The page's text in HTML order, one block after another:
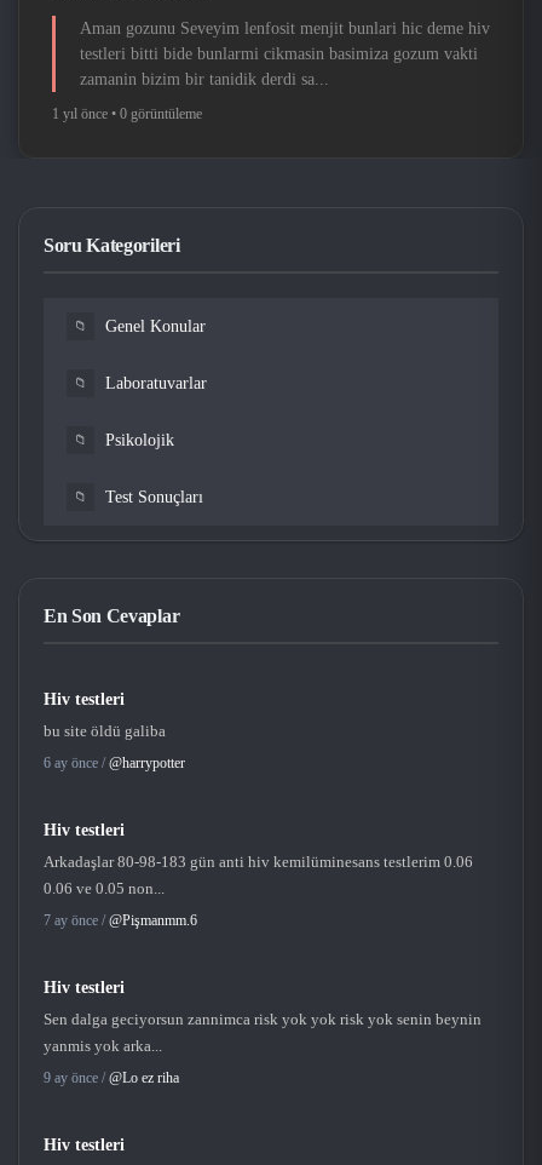
Aman gozunu Seveyim lenfosit menjit bunlari hic deme hiv
testleri bitti bide bunlarmi cikmasin basimiza gozum vakti
zamanin bizim bir tanidik derdi sa...
1 yıl önce • 0 görüntüleme
Soru Kategorileri
📁 Genel Konular
📁 Laboratuvarlar
📁 Psikolojik
📁 Test Sonuçları
En Son Cevaplar
Hiv testleri
bu site öldü galiba
6 ay önce / @harrypotter
Hiv testleri
Arkadaşlar 80-98-183 gün anti hiv kemilüminesans testlerim 0.06
0.06 ve 0.05 non...
7 ay önce / @Pişmanmm.6
Hiv testleri
Sen dalga geciyorsun zannimca risk yok yok risk yok senin beynin
yanmis yok arka...
9 ay önce / @Lo ez riha
Hiv testleri